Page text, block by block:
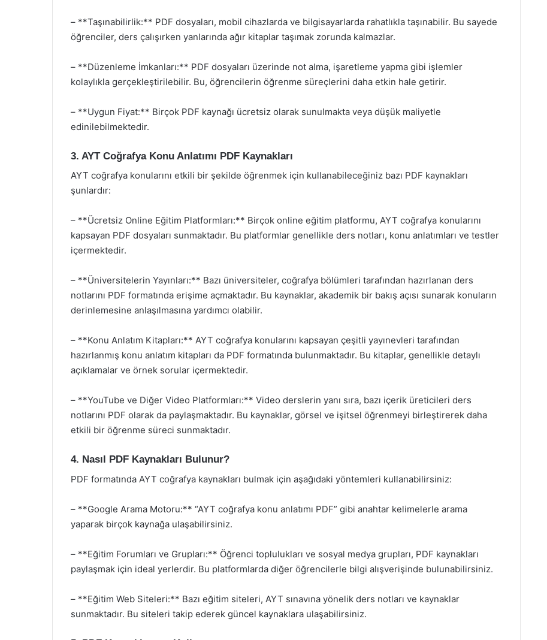
– **Taşınabilirlik:** PDF dosyaları, mobil cihazlarda ve bilgisayarlarda rahatlıkla taşınabilir. Bu sayede
öğrenciler, ders çalışırken yanlarında ağır kitaplar taşımak zorunda kalmazlar.
– **Düzenleme İmkanları:** PDF dosyaları üzerinde not alma, işaretleme yapma gibi işlemler
kolaylıkla gerçekleştirilebilir. Bu, öğrencilerin öğrenme süreçlerini daha etkin hale getirir.
– **Uygun Fiyat:** Birçok PDF kaynağı ücretsiz olarak sunulmakta veya düşük maliyetle
edinilebilmektedir.
3. AYT Coğrafya Konu Anlatımı PDF Kaynakları
AYT coğrafya konularını etkili bir şekilde öğrenmek için kullanabileceğiniz bazı PDF kaynakları
şunlardır:
– **Ücretsiz Online Eğitim Platformları:** Birçok online eğitim platformu, AYT coğrafya konularını
kapsayan PDF dosyaları sunmaktadır. Bu platformlar genellikle ders notları, konu anlatımları ve testler
içermektedir.
– **Üniversitelerin Yayınları:** Bazı üniversiteler, coğrafya bölümleri tarafından hazırlanan ders
notlarını PDF formatında erişime açmaktadır. Bu kaynaklar, akademik bir bakış açısı sunarak konuların
derinlemesine anlaşılmasına yardımcı olabilir.
– **Konu Anlatım Kitapları:** AYT coğrafya konularını kapsayan çeşitli yayınevleri tarafından
hazırlanmış konu anlatım kitapları da PDF formatında bulunmaktadır. Bu kitaplar, genellikle detaylı
açıklamalar ve örnek sorular içermektedir.
– **YouTube ve Diğer Video Platformları:** Video derslerin yanı sıra, bazı içerik üreticileri ders
notlarını PDF olarak da paylaşmaktadır. Bu kaynaklar, görsel ve işitsel öğrenmeyi birleştirerek daha
etkili bir öğrenme süreci sunmaktadır.
4. Nasıl PDF Kaynakları Bulunur?
PDF formatında AYT coğrafya kaynakları bulmak için aşağıdaki yöntemleri kullanabilirsiniz:
– **Google Arama Motoru:** “AYT coğrafya konu anlatımı PDF” gibi anahtar kelimelerle arama
yaparak birçok kaynağa ulaşabilirsiniz.
– **Eğitim Forumları ve Grupları:** Öğrenci toplulukları ve sosyal medya grupları, PDF kaynakları
paylaşmak için ideal yerlerdir. Bu platformlarda diğer öğrencilerle bilgi alışverişinde bulunabilirsiniz.
– **Eğitim Web Siteleri:** Bazı eğitim siteleri, AYT sınavına yönelik ders notları ve kaynaklar
sunmaktadır. Bu siteleri takip ederek güncel kaynaklara ulaşabilirsiniz.